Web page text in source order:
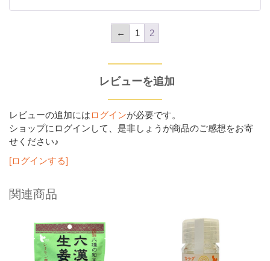
← 1 2
レビューを追加
レビューの追加にはログインが必要です。
ショップにログインして、是非しょうが商品のご感想をお寄
せください♪
[ログインする]
関連商品